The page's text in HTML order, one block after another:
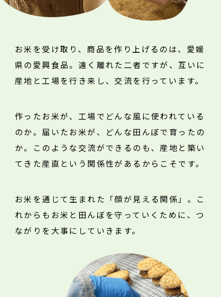
お米を受け取り、商品を作り上げるのは、愛媛
県の愛興食品。遠く離れた二者ですが、互いに
産地と工場を行き来し、交流を行っています。
作ったお米が、工場でどんな風に使われている
のか。届いたお米が、どんな田んぼで育ったの
か。このような交流ができるのも、産地と築い
てきた産直という関係性があるからこそです。
お米を通じて生まれた「顔が見える関係」。こ
れからもお米と田んぼを守っていくために、つ
ながりを大事にしていきます。